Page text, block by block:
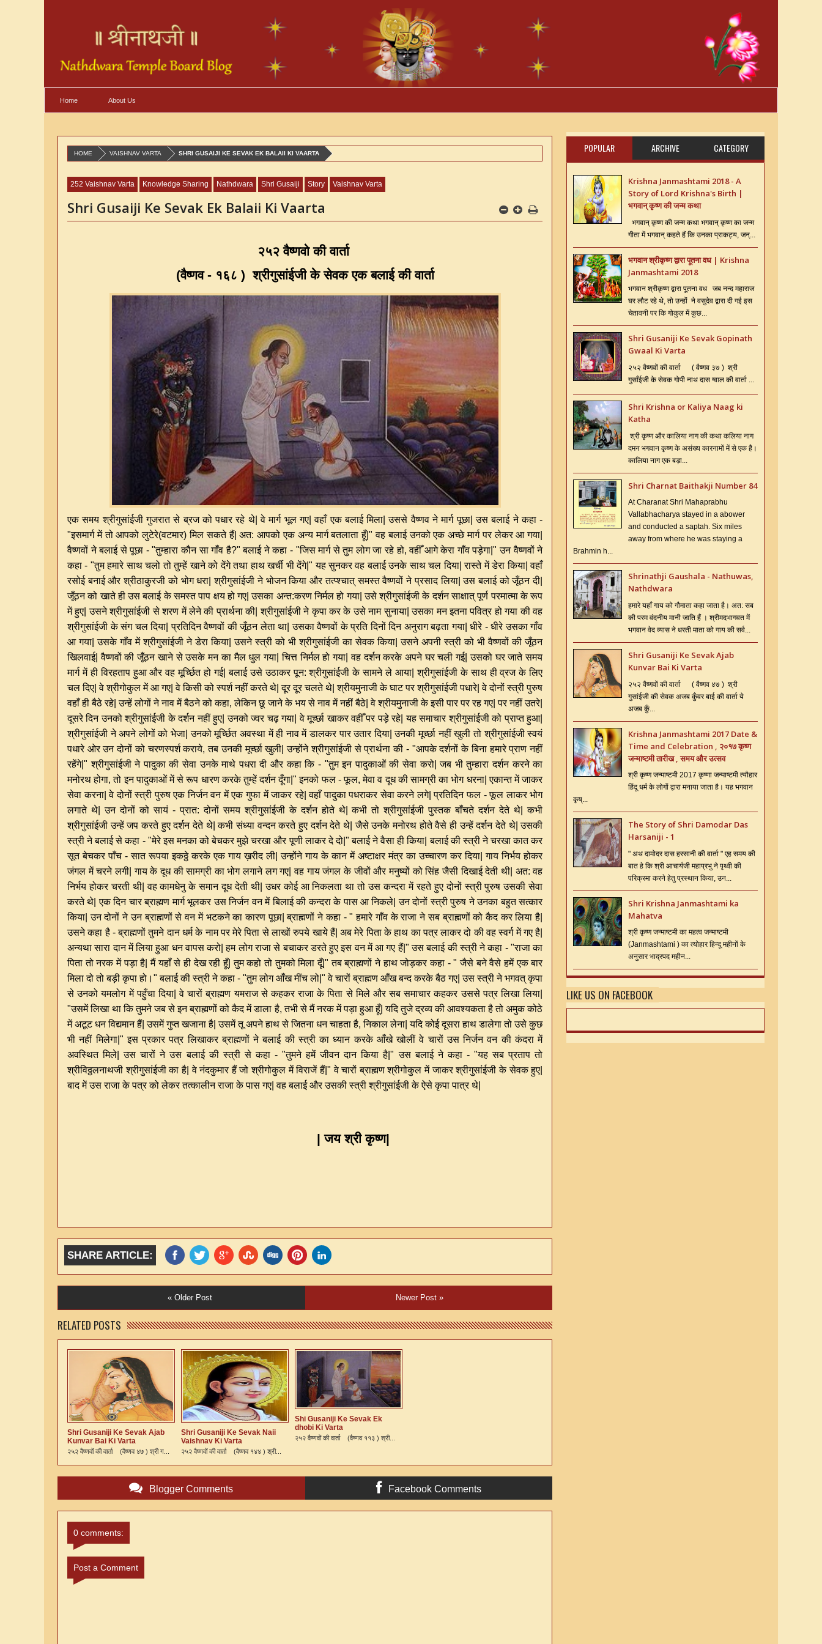
Home About Us
HOME VAISHNAV VARTA SHRI GUSAIJI KE SEVAK EK BALAII KI VAARTA
252 Vaishnav Varta Knowledge Sharing Nathdwara Shri Gusaiji Story Vaishnav Varta
Shri Gusaiji Ke Sevak Ek Balaii Ki Vaarta
२५२ वैष्णवो की वार्ता
(वैष्णव - १६८ ) श्रीगुसांईजी के सेवक एक बलाई की वार्ता
एक समय श्रीगुसांईजी गुजरात से ब्रज को पधार रहे थे| वे मार्ग भूल गए| वहाँ एक बलाई मिला| उससे वैष्णव ने मार्ग पूछा| उस बलाई ने कहा -
"इसमार्ग में तो आपको लुटेरे(वटमार) मिल सकते हैं| अत: आपको एक अन्य मार्ग बतलाता हूँ|" वह बलाई उनको एक अच्छे मार्ग पर लेकर आ गया|
वैष्णवों ने बलाई से पूछा - "तुम्हारा कौन सा गाँव है?" बलाई ने कहा - "जिस मार्ग से तुम लोग जा रहे हो, वहीँ आगे केरा गाँव पड़ेगा|" उन वैष्णवों ने
कहा - "तुम हमारे साथ चलो तो तुम्हें खाने को देंगे तथा हाथ खर्ची भी देंगे|" यह सुनकर वह बलाई उनके साथ चल दिया| रास्ते में डेरा किया| वहाँ
रसोई बनाई और श्रीठाकुरजी को भोग धरा| श्रीगुसांईजी ने भोजन किया और तत्प्श्चात् समस्त वैष्णवों ने प्रसाद लिया| उस बलाई को जूँठन दी|
जूँठन को खाते ही उस बलाई के समस्त पाप क्षय हो गए| उसका अन्त:करण निर्मल हो गया| उसे श्रीगुसांईजी के दर्शन साक्षात् पूर्ण परमात्मा के रूप
में हुए| उसने श्रीगुसांईजी से शरण में लेने की प्रार्थना की| श्रीगुसांईजी ने कृपा कर के उसे नाम सुनाया| उसका मन इतना पवित्र हो गया की वह
श्रीगुसांईजी के संग चल दिया| प्रतिदिन वैष्णवों की जूँठन लेता था| उसका वैष्णवों के प्रति दिनों दिन अनुराग बढ़ता गया| धीरे - धीरे उसका गाँव
आ गया| उसके गाँव में श्रीगुसांईजी ने डेरा किया| उसने स्त्री को भी श्रीगुसांईजी का सेवक किया| उसने अपनी स्त्री को भी वैष्णवों की जूँठन
खिलवाई| वैष्णवों की जूँठन खाने से उसके मन का मैल धुल गया| चित्त निर्मल हो गया| वह दर्शन करके अपने घर चली गई| उसको घर जाते समय
मार्ग में ही विरहताप हुआ और वह मूर्च्छित हो गई| बलाई उसे उठाकर पून: श्रीगुसांईजी के सामने ले आया| श्रीगुसांईजी के साथ ही व्रज के लिए
चल दिए| वे श्रीगोकुल में आ गए| वे किसी को स्पर्श नहीं करते थे| दूर दूर चलते थे| श्रीयमुनाजी के घाट पर श्रीगुसांईजी पधारे| वे दोनों स्त्री पुरुष
वहाँ ही बैठे रहे| उन्हें लोगों ने नाव में बैठने को कहा, लेकिन छू जाने के भय से नाव में नहीं बैठे| वे श्रीयमुनाजी के इसी पार पर रह गए| पर नहीं उतरे|
दूसरे दिन उनको श्रीगुसांईजी के दर्शन नहीं हुए| उनको ज्वर चढ़ गया| वे मूर्च्छा खाकर वहीँ पर पड़े रहे| यह समाचार श्रीगुसांईजी को प्राप्त हुआ|
श्रीगुसांईजी ने अपने लोगों को भेजा| उनको मूर्च्छित अवस्था में ही नाव में डालकर पार उतार दिया| उनकी मूर्च्छा नहीं खुली तो श्रीगुसांईजी स्वयं
पधारे ओर उन दोनों को चरणस्पर्श कराये, तब उनकी मूर्च्छा खुली| उन्होंने श्रीगुसांईजी से प्रार्थना की - "आपके दर्शनों के बिना हमारे प्राण नहीं
रहेंगे|" श्रीगुसांईजी ने पादुका की सेवा उनके माथे पधरा दी और कहा कि - "तुम इन पादुकाओं की सेवा करो| जब भी तुम्हारा दर्शन करने का
मनोरथ होगा, तो इन पादुकाओं में से रूप धारण करके तुम्हें दर्शन दूँगा|" इनको फल - फूल, मेवा व दूध की सामग्री का भोग धरना| एकान्त में जाकर
सेवा करना| वे दोनों स्त्री पुरुष एक निर्जन वन में एक गुफा में जाकर रहे| वहाँ पादुका पधराकर सेवा करने लगे| प्रतिदिन फल - फूल लाकर भोग
लगाते थे| उन दोनों को सायं - प्रात: दोनों समय श्रीगुसांईजी के दर्शन होते थे| कभी तो श्रीगुसांईजी पुस्तक बाँचते दर्शन देते थे| कभी
श्रीगुसांईजी उन्हें जप करते हुए दर्शन देते थे| कभी संध्या वन्दन करते हुए दर्शन देते थे| जैसे उनके मनोरथ होते वैसे ही उन्हें दर्शन देते थे| उसकी
स्त्री ने बलाई से कहा - "मेरे इस मनका को बेचकर मुझे चरखा और पूणी लाकर दे दो|" बलाई ने वैसा ही किया| बलाई की स्त्री ने चरखा कात कर
सूत बेचकर पाँच - सात रूपया इकठ्ठे करके एक गाय ख़रीद ली| उन्होंने गाय के कान में अष्टाक्षर मंत्र का उच्चारण कर दिया| गाय निर्भय होकर
जंगल में चरने लगी| गाय के दूध की सामग्री का भोग लगाने लग गए| वह गाय जंगल के जीवों और मनुष्यों को सिंह जैसी दिखाई देती थी| अत: वह
निर्भय होकर चरती थी| वह कामधेनु के समान दूध देती थी| उधर कोई आ निकलता था तो उस कन्दरा में रहते हुए दोनों स्त्री पुरुष उसकी सेवा
करते थे| एक दिन चार ब्राह्मण मार्ग भूलकर उस निर्जन वन में बिलाई की कन्दरा के पास आ निकले| उन दोनों स्त्री पुरुष ने उनका बहुत सत्कार
किया| उन दोनों ने उन ब्राह्मणों से वन में भटकने का कारण पूछा| ब्राह्मणों ने कहा - " हमारे गाँव के राजा ने सब ब्राह्मणों को कैद कर लिया है|
उसने कहा है - ब्राह्मणों तुमने दान धर्म के नाम पर मेरे पिता से लाखों रुपये खाये हैं| अब मेरे पिता के हाथ का पत्र लाकर दो की वह स्वर्ग में गए है|
अन्यथा सारा दान में लिया हुआ धन वापस करो| हम लोग राजा से बचाकर डरते हुए इस वन में आ गए हैं|" उस बलाई की स्त्री ने कहा - "राजा का
पिता तो नरक में पड़ा है| मैं यहाँ से ही देख रही हूँ| तुम कहो तो तुमको मिला दूँ|" तब ब्राह्मणों ने हाथ जोड़कर कहा - " जैसे बने वैसे हमें एक बार
मिला दो तो बड़ी कृपा हो।" बलाई की स्त्री ने कहा - "तुम लोग आँख मींच लो|" वे चारों ब्राह्मण आँख बन्द करके बैठ गए| उस स्त्री ने भगवत् कृपा
से उनको यमलोग में पहुँचा दिया| वे चारों ब्राह्मण यमराज से कहकर राजा के पिता से मिले और सब समाचार कहकर उससे पत्र लिखा लिया|
"उसमें लिखा था कि तुमने जब से इन ब्राह्मणों को कैद में डाला है, तभी से मैं नरक में पड़ा हुआ हूँ| यदि तुजे द्रव्य की आवश्यकता है तो अमुक कोठे
में अटूट धन विद्यमान हैं| उसमें गुप्त खजाना है| उसमें तू अपने हाथ से जितना धन चाहता है, निकाल लेना| यदि कोई दूसरा हाथ डालेगा तो उसे कुछ
भी नहीं मिलेगा|" इस प्रकार पत्र लिखाकर ब्राह्मणों ने बलाई की स्त्री का ध्यान करके आँखे खोलीं वे चारों उस निर्जन वन की कंदरा में
अवस्थित मिले| उस चारों ने उस बलाई की स्त्री से कहा - "तुमने हमें जीवन दान किया है|" उस बलाई ने कहा - "यह सब प्रताप तो
श्रीविठ्ठलनाथजी श्रीगुसांईजी का है| वे नंदकुमार हैं जो श्रीगोकुल में विराजें हैं|" वे चारों ब्राह्मण श्रीगोकुल में जाकर श्रीगुसांईजी के सेवक हुए|
बाद में उस राजा के पत्र को लेकर तत्कालीन राजा के पास गए| वह बलाई और उसकी स्त्री श्रीगुसांईजी के ऐसे कृपा पात्र थे|
| जय श्री कृष्ण|
SHARE ARTICLE:
« Older Post Newer Post »
RELATED POSTS
Shri Gusaniji Ke Sevak Ajab
Kunvar Bai Ki Varta
२५२ वैष्णवों की वार्ता (वैष्णव ४७ ) श्री ग...
Shri Gusaniji Ke Sevak Naii
Vaishnav Ki Varta
२५२ वैष्णवों की वार्ता (वैष्णव १४४ ) श्री...
Shi Gusaniji Ke Sevak Ek
dhobi Ki Varta
२५२ वैष्णवों की वार्ता (वैष्णव ११३ ) श्री...
Blogger Comments Facebook Comments
0 comments:
Post a Comment
POPULAR ARCHIVE CATEGORY
Krishna Janmashtami 2018 - A
Story of Lord Krishna's Birth |
भगवान् कृष्ण की जन्म कथा
भगवान् कृष्ण की जन्म कथा भगवान् कृष्ण का जन्म
गीता में भगवान् कहते हैं कि उनका प्राकट्य, जन्...
भगवान श्रीकृष्ण द्वारा पूतना वध | Krishna
Janmashtami 2018
भगवान श्रीकृष्ण द्वारा पूतना वध जब नन्द महाराज
घर लौट रहे थे, तो उन्हों ने वसुदेव द्वारा दी गई इस
चेतावनी पर कि गोकुल में कुछ...
Shri Gusaniji Ke Sevak Gopinath
Gwaal Ki Varta
२५२ वैष्णवों की वार्ता ( वैष्णव ३७ ) श्री
गुसाँईजी के सेवक गोपी नाथ दास ग्वाल की वार्ता ...
Shri Krishna or Kaliya Naag ki
Katha
श्री कृष्ण और कालिया नाग की कथा कलिया नाग
दमन भगवान कृष्ण के असंख्य कारनामों में से एक है।
कालिया नाग एक बड़ा...
Shri Charnat Baithakji Number 84
At Charanat Shri Mahaprabhu
Vallabhacharya stayed in a abower
and conducted a saptah. Six miles
away from where he was staying a
Brahmin h...
Shrinathji Gaushala - Nathuwas,
Nathdwara
हमारे यहाँ गाय को गौमाता कहा जाता है। अत: सब
की परम वंदनीय मानी जाति हैं । श्रीमदभागवत में
भगवान वेद व्यास ने धरती माता को गाय की सर्व...
Shri Gusaniji Ke Sevak Ajab
Kunvar Bai Ki Varta
२५२ वैष्णवों की वार्ता ( वैष्णव ४७ ) श्री
गुसांईजी की सेवक अजब कुँवर बाई की वार्ता ये
अजब कुँ...
Krishna Janmashtami 2017 Date &
Time and Celebration , २०१७ कृष्ण
जन्माष्टमी तारीख , समय और उत्सव
श्री कृष्ण जन्माष्टमी 2017 कृष्णा जन्माष्टमी त्यौहार
हिंदू धर्म के लोगों द्वारा मनाया जाता है। यह भगवान
कृष्...
The Story of Shri Damodar Das
Harsaniji - 1
" अथ दामोदर दास हरसानी की वार्ता " एह समय की
बात हे कि श्री आचार्यजी महाप्रभु ने पृथ्वी की
परिक्रमा करने हेतु प्रस्थान किया, उन...
Shri Krishna Janmashtami ka
Mahatva
श्री कृष्ण जन्माष्टमी का महत्व जन्माष्टमी
(Janmashtami ) का त्योहार हिन्दू महीनों के
अनुसार भाद्रपद महीन...
LIKE US ON FACEBOOK